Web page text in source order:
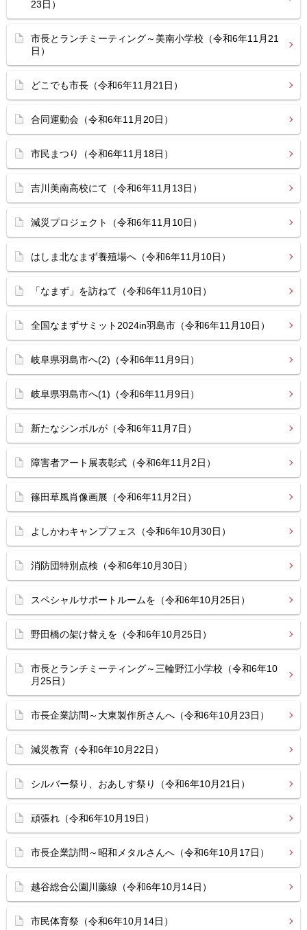
23日）
市長とランチミーティング～美南小学校（令和6年11月21
日）
どこでも市長（令和6年11月21日）
合同運動会（令和6年11月20日）
市民まつり（令和6年11月18日）
吉川美南高校にて（令和6年11月13日）
減災プロジェクト（令和6年11月10日）
はしま北なまず養殖場へ（令和6年11月10日）
「なまず」を訪ねて（令和6年11月10日）
全国なまずサミット2024in羽島市（令和6年11月10日）
岐阜県羽島市へ(2)（令和6年11月9日）
岐阜県羽島市へ(1)（令和6年11月9日）
新たなシンボルが（令和6年11月7日）
障害者アート展表彰式（令和6年11月2日）
篠田草風肖像画展（令和6年11月2日）
よしかわキャンプフェス（令和6年10月30日）
消防団特別点検（令和6年10月30日）
スペシャルサポートルームを（令和6年10月25日）
野田橋の架け替えを（令和6年10月25日）
市長とランチミーティング～三輪野江小学校（令和6年10
月25日）
市長企業訪問～大東製作所さんへ（令和6年10月23日）
減災教育（令和6年10月22日）
シルバー祭り、おあしす祭り（令和6年10月21日）
頑張れ（令和6年10月19日）
市長企業訪問～昭和メタルさんへ（令和6年10月17日）
越谷総合公園川藤線（令和6年10月14日）
市民体育祭（令和6年10月14日）